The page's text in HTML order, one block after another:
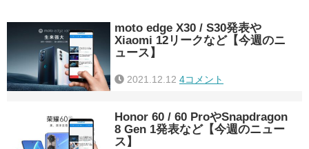
moto edge X30 / S30発表や
Xiaomi 12リークなど【今週のニ
ュース】
2021.12.12 4コメント
Honor 60 / 60 ProやSnapdragon
8 Gen 1発表など【今週のニュー
ス】